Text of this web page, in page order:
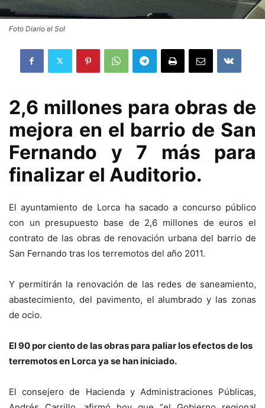
Foto Diario el Sol
2,6 millones para obras de
mejora en el barrio de San
Fernando y 7 más para
finalizar el Auditorio.
El ayuntamiento de Lorca ha sacado a concurso público
con un presupuesto base de 2,6 millones de euros el
contrato de las obras de renovación urbana del barrio de
San Fernando tras los terremotos del año 2011.
Y permitirán la renovación de las redes de saneamiento,
abastecimiento, del pavimento, el alumbrado y las zonas
de ocio.
El 90 por ciento de las obras para paliar los efectos de los
terremotos en Lorca ya se han iniciado.
El consejero de Hacienda y Administraciones Públicas,